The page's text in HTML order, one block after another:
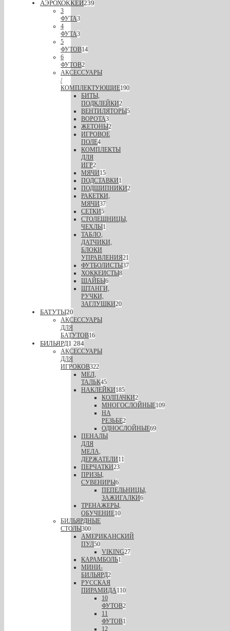
АЭРОХОККЕЙ239
3
ФУТА3
4
ФУТА3
5
ФУТОВ14
6
ФУТОВ2
АКСЕССУАРЫ
/
КОМПЛЕКТУЮЩИЕ190
БИТЫ,
ПОДКЛЕЙКИ2
ВЕНТИЛЯТОРЫ5
ВОРОТА3
ЖЕТОНЫ2
ИГРОВОЕ
ПОЛЕ4
КОМПЛЕКТЫ
ДЛЯ
ИГР2
МЯЧИ15
ПОДСТАВКИ1
ПОДШИПНИКИ2
РАКЕТКИ,
МЯЧИ37
СЕТКИ5
СТОЛЕШНИЦЫ,
ЧЕХЛЫ1
ТАБЛО,
ДАТЧИКИ,
БЛОКИ
УПРАВЛЕНИЯ21
ФУТБОЛИСТЫ37
ХОККЕИСТЫ8
ШАЙБЫ6
ШТАНГИ,
РУЧКИ,
ЗАГЛУШКИ20
БАТУТЫ20
АКСЕССУАРЫ
ДЛЯ
БАТУТОВ16
БИЛЬЯРД1 284
АКСЕССУАРЫ
ДЛЯ
ИГРОКОВ322
МЕЛ,
ТАЛЬК45
НАКЛЕЙКИ185
КОЛПАЧКИ2
МНОГОСЛОЙНЫЕ109
НА
РЕЗЬБЕ2
ОДНОСЛОЙНЫЕ69
ПЕНАЛЫ
ДЛЯ
МЕЛА,
ДЕРЖАТЕЛИ11
ПЕРЧАТКИ23
ПРИЗЫ,
СУВЕНИРЫ6
ПЕПЕЛЬНИЦЫ,
ЗАЖИГАЛКИ6
ТРЕНАЖЕРЫ,
ОБУЧЕНИЕ10
БИЛЬЯРДНЫЕ
СТОЛЫ300
АМЕРИКАНСКИЙ
ПУЛ50
VIKING27
КАРАМБОЛЬ1
МИНИ-
БИЛЬЯРД2
РУССКАЯ
ПИРАМИДА110
10
ФУТОВ2
11
ФУТОВ1
12